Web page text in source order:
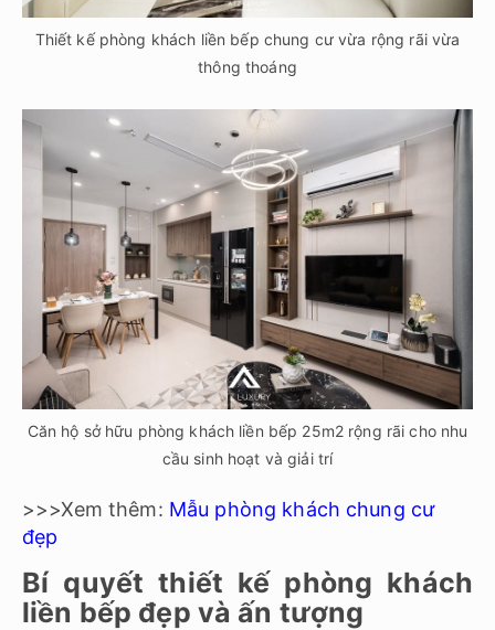
Thiết kế phòng khách liền bếp chung cư vừa rộng rãi vừa
thông thoáng
Căn hộ sở hữu phòng khách liền bếp 25m2 rộng rãi cho nhu
cầu sinh hoạt và giải trí
>>>Xem thêm: Mẫu phòng khách chung cư
đẹp
Bí quyết thiết kế phòng khách
liền bếp đẹp và ấn tượng